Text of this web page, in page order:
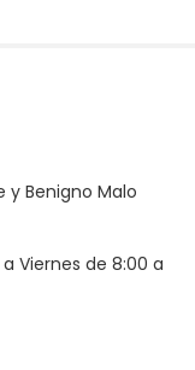
y Benigno Malo
Viernes de 8:00 a